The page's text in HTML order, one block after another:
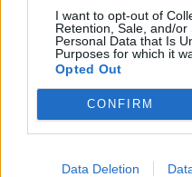
I want to opt-out of
Retention, Sale, and/or
Personal Data that Is
Purposes for which it
Opted Out
CONFIRM
Data Deletion
00:00